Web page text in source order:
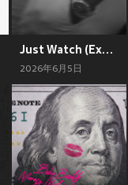
Just Watch (Explicit)
2026年6月5日